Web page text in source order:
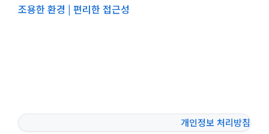
조용한 환경 | 편리한 접근성
개인정보 처리방침